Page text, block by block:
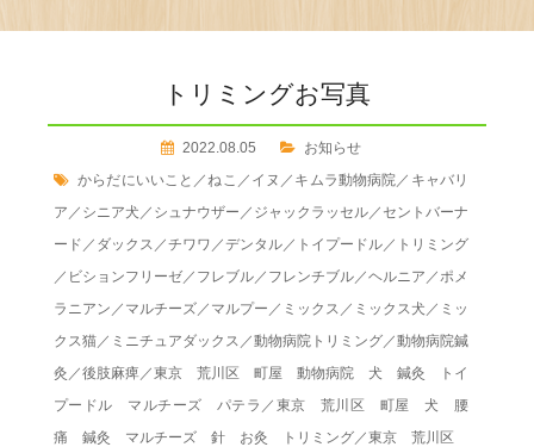
トリミングお写真
2022.08.05
お知らせ
からだにいいこと ／ねこ ／ イヌ ／ キムラ動物病院／ キャバリ
ア ／ シニア犬 ／ シュナウザー ／ ジャックラッセル／ セントバーナ
ード ／ ダックス ／チワワ ／デンタル／ トイプードル／ トリミング
／ ビションフリーゼ／ フレブル／ フレンチブル／ヘルニア ／ポメ
ラニアン ／ マルチーズ／ マルプー ／ ミックス ／ ミックス犬 ／ ミッ
クス猫／ ミニチュアダックス ／動物病院トリミング／動物病院鍼
灸 ／後肢麻痺／東京 荒川区 町屋 動物病院 犬 鍼灸 トイ
プードル マルチーズ パテラ ／ 東京 荒川区 町屋 犬 腰
痛 鍼灸 マルチーズ 針 お灸 トリミング／東京 荒川区